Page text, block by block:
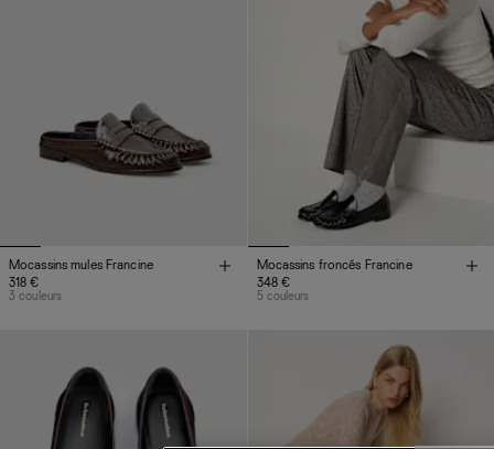
Mocassins mules Francine
318 €
3 couleurs
Mocassins froncés Francine
348 €
5 couleurs